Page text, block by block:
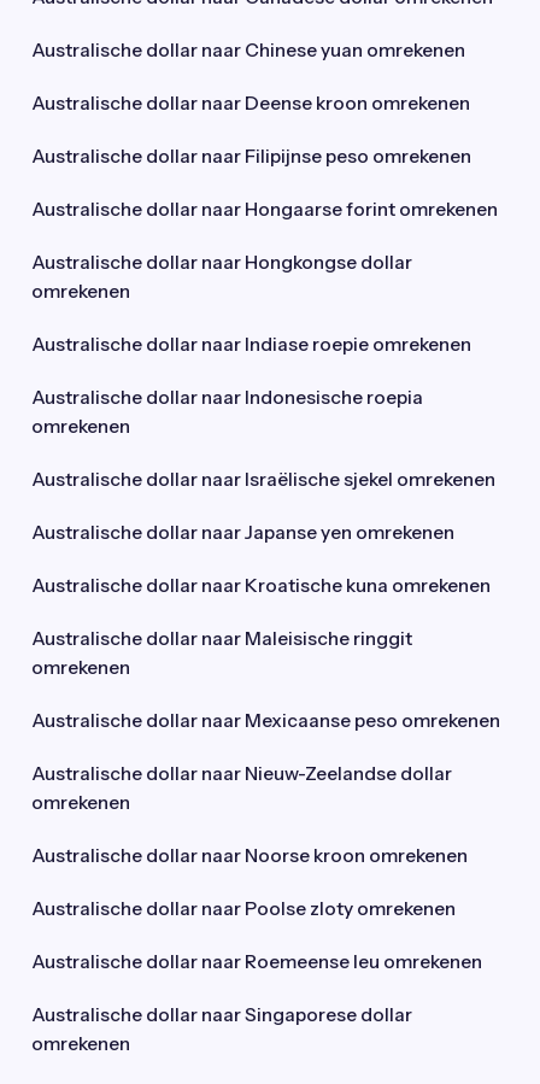
Australische dollar naar Chinese yuan omrekenen
Australische dollar naar Deense kroon omrekenen
Australische dollar naar Filipijnse peso omrekenen
Australische dollar naar Hongaarse forint omrekenen
Australische dollar naar Hongkongse dollar
omrekenen
Australische dollar naar Indiase roepie omrekenen
Australische dollar naar Indonesische roepia
omrekenen
Australische dollar naar Israëlische sjekel omrekenen
Australische dollar naar Japanse yen omrekenen
Australische dollar naar Kroatische kuna omrekenen
Australische dollar naar Maleisische ringgit
omrekenen
Australische dollar naar Mexicaanse peso omrekenen
Australische dollar naar Nieuw-Zeelandse dollar
omrekenen
Australische dollar naar Noorse kroon omrekenen
Australische dollar naar Poolse zloty omrekenen
Australische dollar naar Roemeense leu omrekenen
Australische dollar naar Singaporese dollar
omrekenen